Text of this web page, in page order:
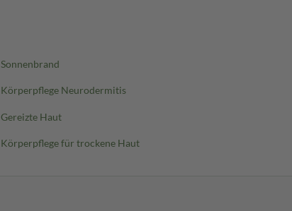
Sonnenbrand
Körperpflege Neurodermitis
Gereizte Haut
Körperpflege für trockene Haut